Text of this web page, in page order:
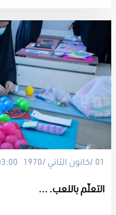
01 /كانون الثاني /1970 03:00 ص
التعلّم باللعب. ...